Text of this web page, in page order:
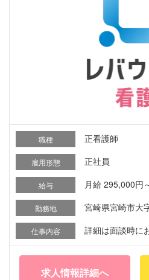
職種 正看護師
雇用形態 正社員
給与 月給 295,000円
勤務地 宮崎県宮崎市大
仕事内容 詳細は面談時に
求人情報詳細へ